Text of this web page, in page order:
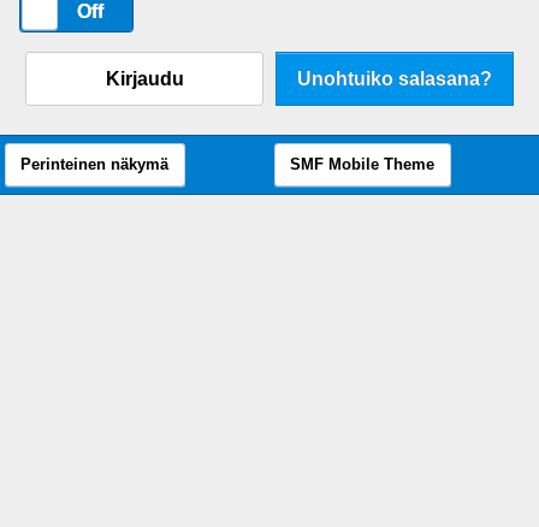
Off
Kirjaudu Unohtuiko salasana?
Perinteinen näkymä SMF Mobile Theme